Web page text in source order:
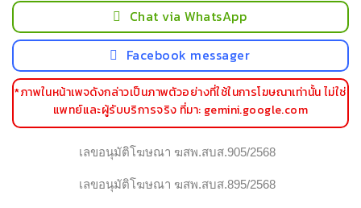
Chat via WhatsApp
Facebook messager
*ภาพในหน้าเพจดังกล่าวเป็นภาพตัวอย่างที่ใช้ในการโฆษณาเท่านั้น ไม่ใช่
แพทย์และผู้รับบริการจริง ที่มา: gemini.google.com
เลขอนุมัติโฆษณา ฆสพ.สบส.905/2568
เลขอนุมัติโฆษณา ฆสพ.สบส.895/2568